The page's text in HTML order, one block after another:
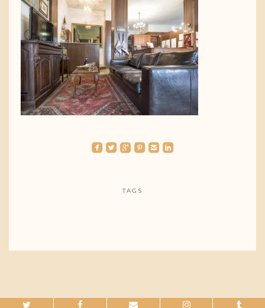
roundedfacebook roundedtwitterbird roundedgoogleplus roundedpinterest roundedemail roundedlinkedin
TAGS